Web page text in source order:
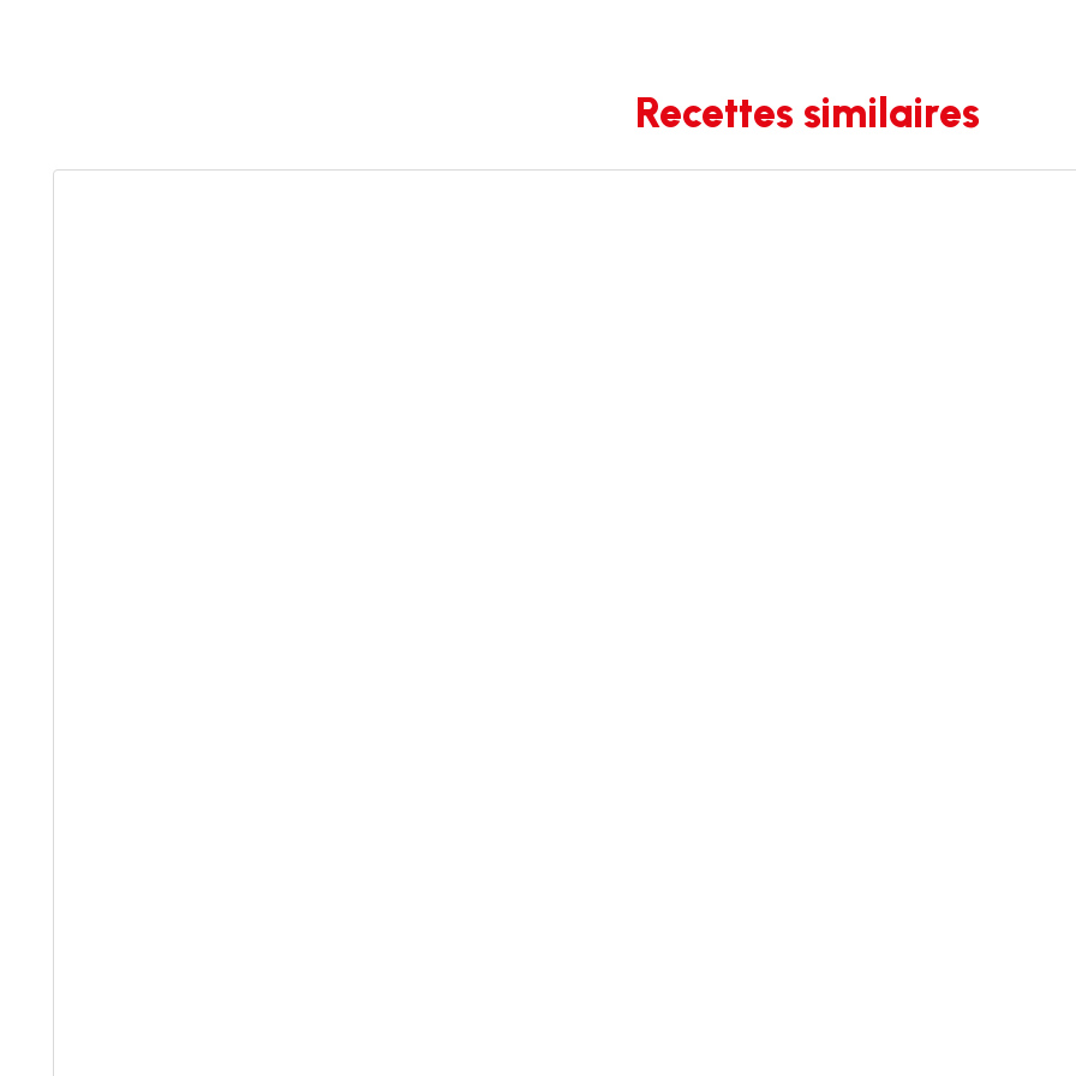
Recettes similaires